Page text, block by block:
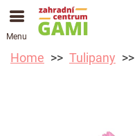
Menu
Home Tulipany